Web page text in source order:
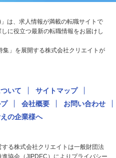
は、求人情報が満載の転職サイトで
に役立つ最新の転職情報をお届けし
」を展開する株式会社クリエイトが
いて
サイトマップ
会社概要
お問い合わせ
の企業様へ
る株式会社クリエイトは一般財団法
進協会（JIPDEC）によりプライバシー